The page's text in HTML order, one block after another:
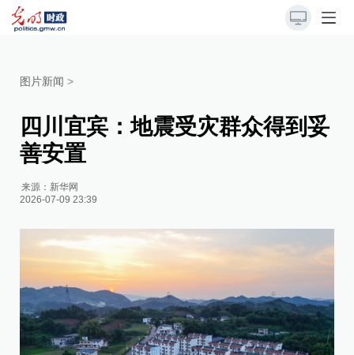
图片新闻 >
四川宜宾：地震受灾群众得到妥
善安置
来源： 新华网
2026-07-09 23:39